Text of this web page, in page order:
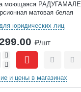
моющаяся
матовая белая
юридических лиц
₽/шт
-
+
Сравнить
и цены в магазинах